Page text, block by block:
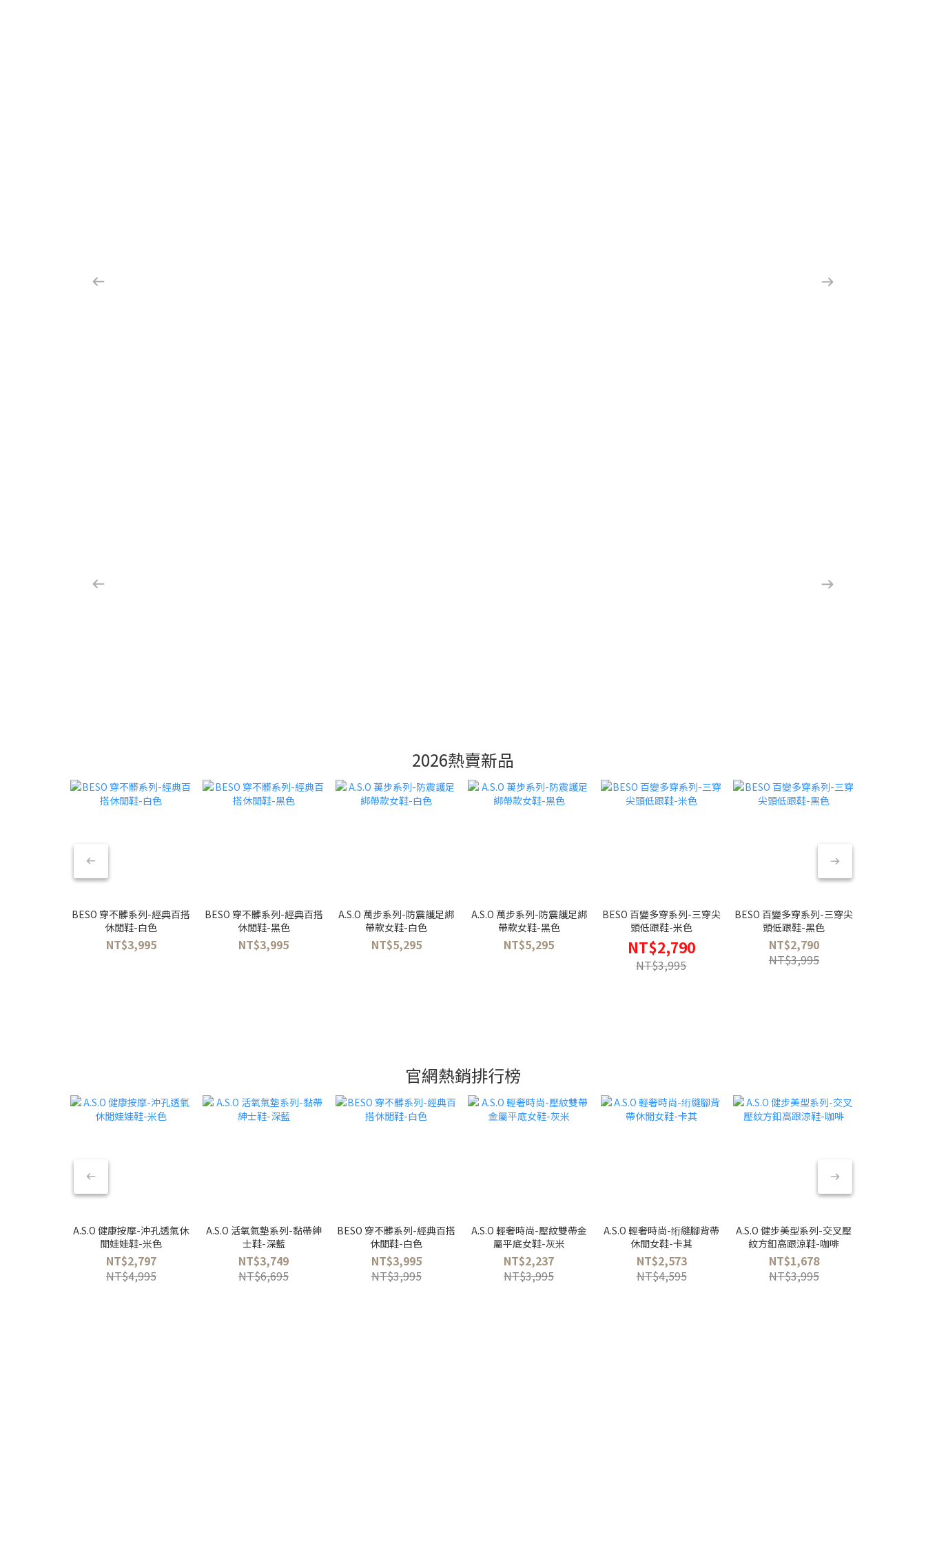
2026熱賣新品
BESO 穿不髒系列-經典百搭
休閒鞋-白色
NT$3,995
BESO 穿不髒系列-經典百搭
休閒鞋-黑色
NT$3,995
A.S.O 萬步系列-防震護足綁
帶款女鞋-白色
NT$5,295
A.S.O 萬步系列-防震護足綁
帶款女鞋-黑色
NT$5,295
BESO 百變多穿系列-三穿尖
頭低跟鞋-米色
NT$2,790
NT$3,995
BESO 百變多穿系列-三穿尖
頭低跟鞋-黑色
NT$2,790
NT$3,995
官網熱銷排行榜
A.S.O 健康按摩-沖孔透氣休
閒娃娃鞋-米色
NT$2,797
NT$4,995
A.S.O 活氧氣墊系列-黏帶紳
士鞋-深藍
NT$3,749
NT$6,695
BESO 穿不髒系列-經典百搭
休閒鞋-白色
NT$3,995
NT$3,995
A.S.O 輕奢時尚-壓紋雙帶金
屬平底女鞋-灰米
NT$2,237
NT$3,995
A.S.O 輕奢時尚-绗縫腳背帶
休閒女鞋-卡其
NT$2,573
NT$4,595
A.S.O 健步美型系列-交叉壓
紋方釦高跟涼鞋-咖啡
NT$1,678
NT$3,995